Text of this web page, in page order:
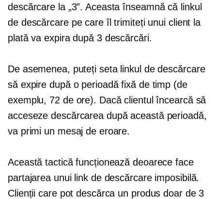
descărcare la „3”. Aceasta înseamnă că linkul
de descărcare pe care îl trimiteți unui client la
plată va expira după 3 descărcări.
De asemenea, puteți seta linkul de descărcare
să expire după o perioadă fixă ​​de timp (de
exemplu, 72 de ore). Dacă clientul încearcă să
acceseze descărcarea după această perioadă,
va primi un mesaj de eroare.
Această tactică funcționează deoarece face
partajarea unui link de descărcare imposibilă.
Clienții care pot descărca un produs doar de 3